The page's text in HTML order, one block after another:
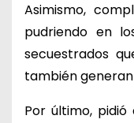
Asimismo,
pudriendo en
secuestrados
también
Por último,